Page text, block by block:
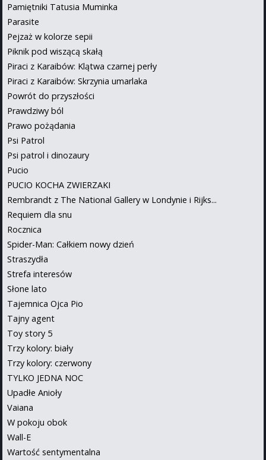
Pamiętniki Tatusia Muminka
Parasite
Pejzaż w kolorze sepii
Piknik pod wiszącą skałą
Piraci z Karaibów: Klątwa czarnej perły
Piraci z Karaibów: Skrzynia umarlaka
Powrót do przyszłości
Prawdziwy ból
Prawo pożądania
Psi Patrol
Psi patrol i dinozaury
Pucio
PUCIO KOCHA ZWIERZAKI
Rembrandt z The National Gallery w Londynie i Rijks...
Requiem dla snu
Rocznica
Spider-Man: Całkiem nowy dzień
Straszydła
Strefa interesów
Słone lato
Tajemnica Ojca Pio
Tajny agent
Toy story 5
Trzy kolory: biały
Trzy kolory: czerwony
TYLKO JEDNA NOC
Upadłe Anioły
Vaiana
W pokoju obok
Wall-E
Wartość sentymentalna